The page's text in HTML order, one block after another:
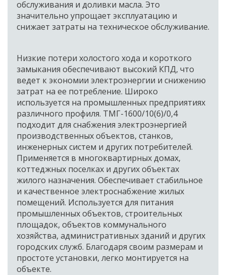
обслуживания и доливки масла. Это
значительно упрощает эксплуатацию и
Низкие потери холостого хода и короткого
замыкания обеспечивают высокий КПД, что
ведет к экономии электроэнергии и снижению
затрат на ее потребление. Широко
используется на промышленных предприятиях
различного профиля. ТМГ-1600/10(6)/0,4
подходит для снабжения электроэнергией
производственных объектов, станков,
инженерных систем и других потребителей.
Применяется в многоквартирных домах,
коттеджных поселках и других объектах
жилого назначения. Обеспечивает стабильное
и качественное электроснабжение жилых
помещений. Используется для питания
промышленных объектов, строительных
площадок, объектов коммунального
хозяйства, административных зданий и других
городских служб. Благодаря своим размерам и
простоте установки, легко монтируется на
объекте.